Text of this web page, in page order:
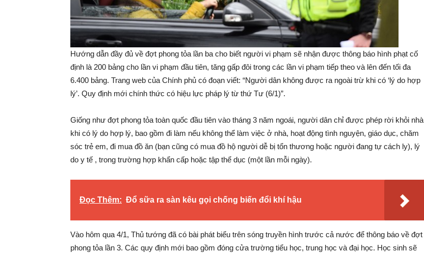
Hướng dẫn đầy đủ về đợt phong tỏa lần ba cho biết người vi phạm sẽ nhận được thông báo hình phạt cố
định là 200 bảng cho lần vi phạm đầu tiên, tăng gấp đôi trong các lần vi phạm tiếp theo và lên đến tối đa
6.400 bảng. Trang web của Chính phủ có đoạn viết: “Người dân không được ra ngoài trừ khi có ‘lý do hợp
lý’. Quy định mới chính thức có hiệu lực pháp lý từ thứ Tư (6/1)”.
Giống như đợt phong tỏa toàn quốc đầu tiên vào tháng 3 năm ngoái, người dân chỉ được phép rời khỏi nhà
khi có lý do hợp lý, bao gồm đi làm nếu không thể làm việc ở nhà, hoạt động tình nguyện, giáo dục, chăm
sóc trẻ em, đi mua đồ ăn (bạn cũng có mua đồ hộ người dễ bị tổn thương hoặc người đang tự cách ly), lý
do y tế , trong trường hợp khẩn cấp hoặc tập thể dục (một lần mỗi ngày).
Đọc Thêm: Đổ sữa ra sàn kêu gọi chống biến đổi khí hậu
Vào hôm qua 4/1, Thủ tướng đã có bài phát biểu trên sóng truyền hình trước cả nước để thông báo về đợt
phong tỏa lần 3. Các quy định mới bao gồm đóng cửa trường tiểu học, trung học và đại học. Học sinh sẽ